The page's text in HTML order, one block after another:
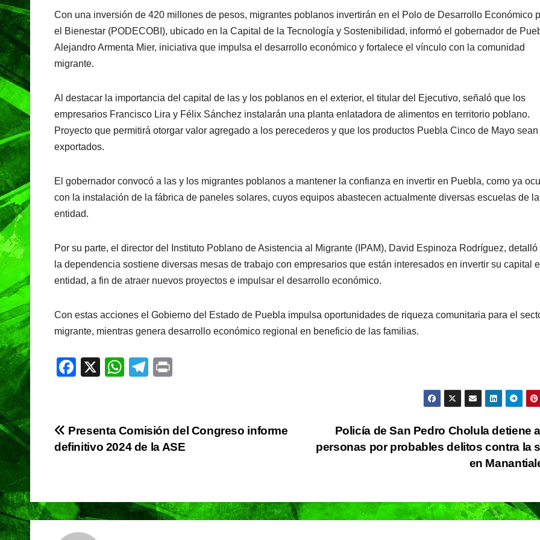
c
e
b
o
k
at
s
p
e
gr
t
Con una inversión de 420 millones de pesos, migrantes poblanos invertirán en el Polo de Desarrollo Económico
el Bienestar (PODECOBI), ubicado en la Capital de la Tecnología y Sostenibilidad, informó el gobernador de
Alejandro Armenta Mier, iniciativa que impulsa el desarrollo económico y fortalece el vínculo con la comunidad
migrante.
Al destacar la importancia del capital de las y los poblanos en el exterior, el titular del Ejecutivo, señaló que los
empresarios Francisco Lira y Félix Sánchez instalarán una planta enlatadora de alimentos en territorio poblano.
Proyecto que permitirá otorgar valor agregado a los perecederos y que los productos Puebla Cinco de Mayo sean
exportados.
El gobernador convocó a las y los migrantes poblanos a mantener la confianza en invertir en Puebla, como ya
con la instalación de la fábrica de paneles solares, cuyos equipos abastecen actualmente diversas escuelas de la
entidad.
Por su parte, el director del Instituto Poblano de Asistencia al Migrante (IPAM), David Espinoza Rodríguez, detalló
la dependencia sostiene diversas mesas de trabajo con empresarios que están interesados en invertir su capital
entidad, a fin de atraer nuevos proyectos e impulsar el desarrollo económico.
Con estas acciones el Gobierno del Estado de Puebla impulsa oportunidades de riqueza comunitaria para el
migrante, mientras genera desarrollo económico regional en beneficio de las familias.
F
e
b
k
X
W
s
A
T
gr
a
Navegación
Policía de San Pedro Cholula detiene
personas por probables delitos contra la
en
Presenta Comisión del Congreso informe
definitivo 2024 de la ASE
Carmelitas
Café, el sabor
que conquista
a los visitantes
de Ixtapa-
Zihuatanejo
Oreo®
lanzan
México
descarta